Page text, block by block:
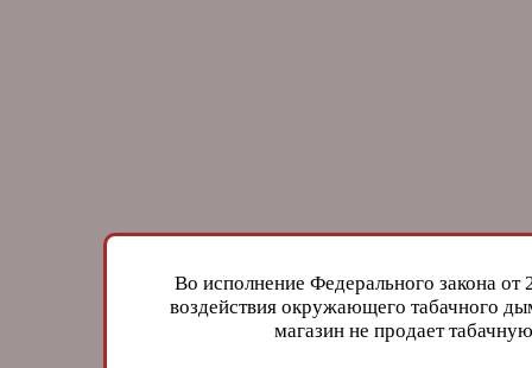
Во исполнение Федерального закона
воздействия окружающего табачного
магазин не продает